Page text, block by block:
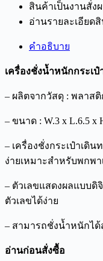
สินค้าเป็นงานสั่ง
อ่านรายละเอียด
คำอธิบาย
เครื่องชั่งน้ำหนักกระเ
– ผลิตจากวัสดุ : พลาสติ
– ขนาด : W.3 x L.6.5 x
– เครื่องชั่งกระเป๋าเดิ
ง่ายเหมาะสำหรับพกพา
– ตัวเลขแสดงผลแบบดิ
ตัวเลขได้ง่าย
– สามารถชั่งน้ำหนักไ
อ่านก่อนสั่งซื้อ